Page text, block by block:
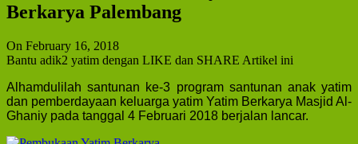
Berkarya Palembang
On February 16, 2018
Bantu adik2 yatim dengan LIKE dan SHARE Artikel ini
Alhamdulilah santunan ke-3 program santunan anak yatim
dan pemberdayaan keluarga yatim Yatim Berkarya Masjid Al-
Ghaniy pada tanggal 4 Februari 2018 berjalan lancar.